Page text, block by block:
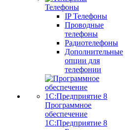
Телефоны
IP Телефоны
Проводные
телефоны
Радиотелефоны
Дополнительные
опции для
телефонии
Программное
обеспечение
1С:Предприятие 8